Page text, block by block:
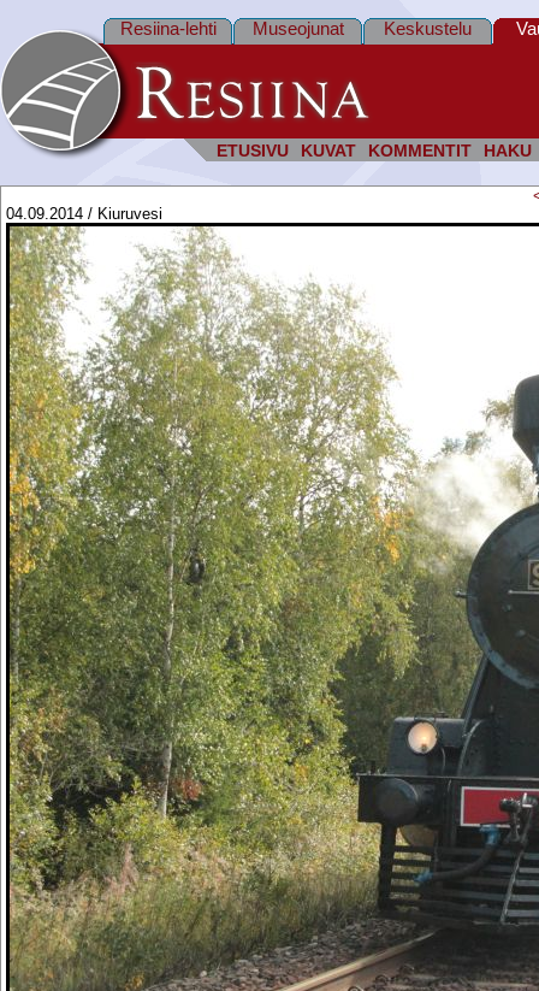
ETUSIVU KUVAT KOMMENTIT HAKU
Resiina-lehti Museojunat Keskustelu
04.09.2014 / Kiuruvesi